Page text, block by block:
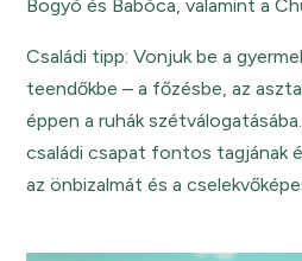
Bogyó és Babóca, valamint a
Családi tipp: Vonjuk be a
teendőkbe – a főzésbe, az
éppen a ruhák
családi csapat fontos tagjának
az önbizalmát és a